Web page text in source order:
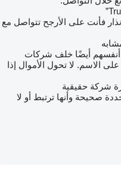
فأنت على الأرجح تتواصل مع
أنفسهم أيضًا خلف شركات
الاسم. لا تحول الأموال إذا
شركة حقيقية
صحيحة وأنها ترتبط أو لا